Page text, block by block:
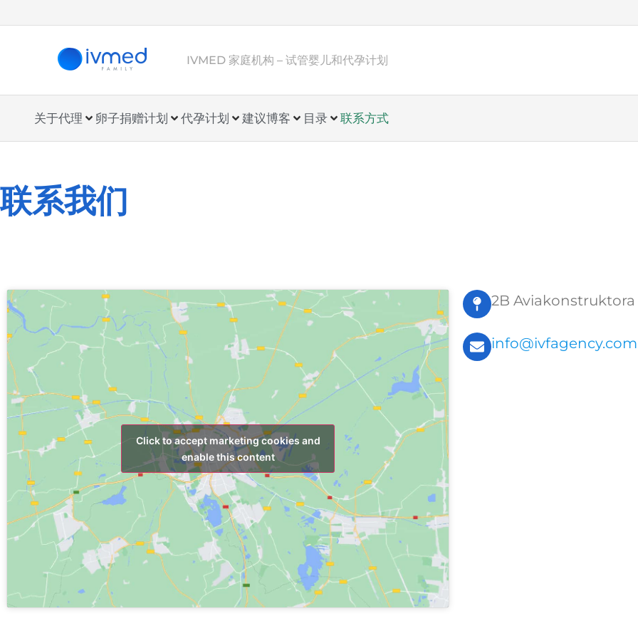
IVMED 家庭机构 – 试管婴儿和代孕计划
关于代理 卵子捐赠计划 代孕计划 建议博客 目录 联系方式
联系我们
Click to accept marketing cookies and
enable this content
2B